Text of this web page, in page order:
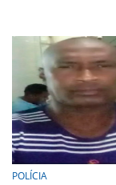
POLÍCIA